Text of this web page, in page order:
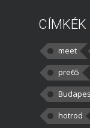
CÍMKÉK
meet
pre65
hotrod